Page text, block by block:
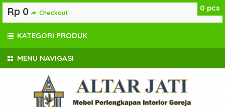
MENU NAVIGASI
0 pcs
Rp 0 Checkout
KATEGORI PRODUK